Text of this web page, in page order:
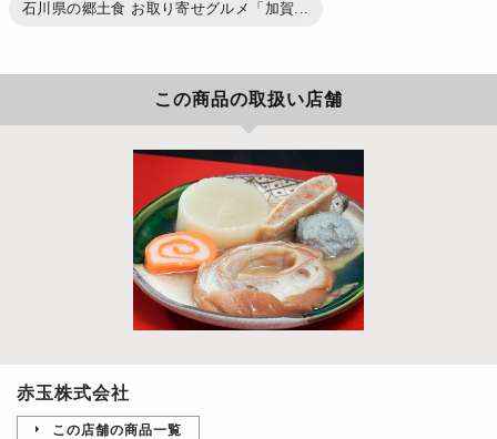
石川県の郷土食 お取り寄せグルメ「加賀...
この商品の取扱い店舗
赤玉株式会社
この店舗の商品一覧